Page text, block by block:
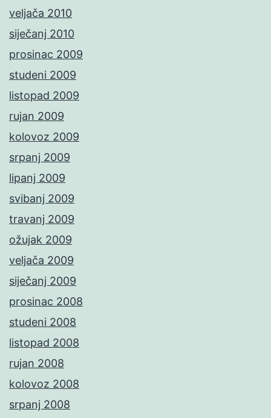
veljača 2010
siječanj 2010
prosinac 2009
studeni 2009
listopad 2009
rujan 2009
kolovoz 2009
srpanj 2009
lipanj 2009
svibanj 2009
travanj 2009
ožujak 2009
veljača 2009
siječanj 2009
prosinac 2008
studeni 2008
listopad 2008
rujan 2008
kolovoz 2008
srpanj 2008